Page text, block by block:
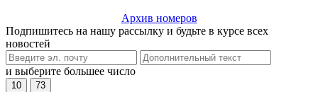
Архив номеров
Подпишитесь на нашу рассылку и будьте в курсе всех
новостей
и выберите большее число
10 73